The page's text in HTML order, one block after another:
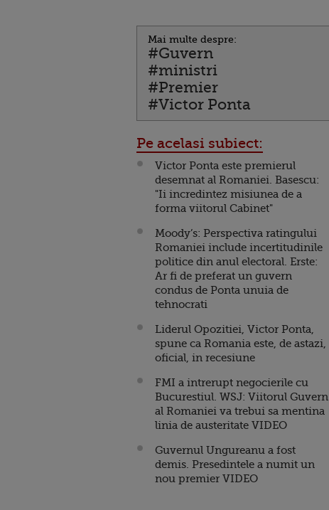
Mai multe despre:
#Guvern
#ministri
#Premier
#Victor Ponta
Pe acelasi subiect:
Victor Ponta este premierul
desemnat al Romaniei. Basescu:
"Ii incredintez misiunea de a
forma viitorul Cabinet"
Moody’s: Perspectiva ratingului
Romaniei include incertitudinile
politice din anul electoral. Erste:
Ar fi de preferat un guvern
condus de Ponta unuia de
tehnocrati
Liderul Opozitiei, Victor Ponta,
spune ca Romania este, de astazi,
oficial, in recesiune
FMI a intrerupt negocierile cu
Bucurestiul. WSJ: Viitorul Guvern
al Romaniei va trebui sa mentina
linia de austeritate VIDEO
Guvernul Ungureanu a fost
demis. Presedintele a numit un
nou premier VIDEO